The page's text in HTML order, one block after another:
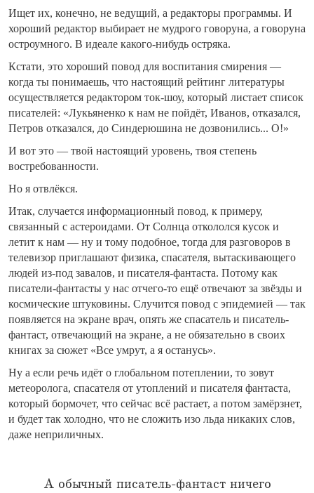
Ищет их, конечно, не ведущий, а редакторы программы. И
хороший редактор выбирает не мудрого говоруна, а говоруна
остроумного. В идеале какого-нибудь остряка.
Кстати, это хороший повод для воспитания смирения —
когда ты понимаешь, что настоящий рейтинг литературы
осуществляется редактором ток-шоу, который листает список
писателей: «Лукьяненко к нам не пойдёт, Иванов, отказался,
Петров отказался, до Синдерюшина не дозвонились... О!»
И вот это — твой настоящий уровень, твоя степень
востребованности.
Но я отвлёкся.
Итак, случается информационный повод, к примеру,
связанный с астероидами. От Солнца откололся кусок и
летит к нам — ну и тому подобное, тогда для разговоров в
телевизор приглашают физика, спасателя, вытаскивающего
людей из-под завалов, и писателя-фантаста. Потому как
писатели-фантасты у нас отчего-то ещё отвечают за звёзды и
космические штуковины. Случится повод с эпидемией — так
появляется на экране врач, опять же спасатель и писатель-
фантаст, отвечающий на экране, а не обязательно в своих
книгах за сюжет «Все умрут, а я останусь».
Ну а если речь идёт о глобальном потеплении, то зовут
метеоролога, спасателя от утоплений и писателя фантаста,
который бормочет, что сейчас всё растает, а потом замёрзнет,
и будет так холодно, что не сложить изо льда никаких слов,
даже неприличных.
А обычный писатель-фантаст ничего